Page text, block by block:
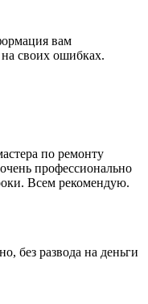
вам
на своих ошибках.
по ремонту
профессионально
Всем рекомендую.
без развода на деньги